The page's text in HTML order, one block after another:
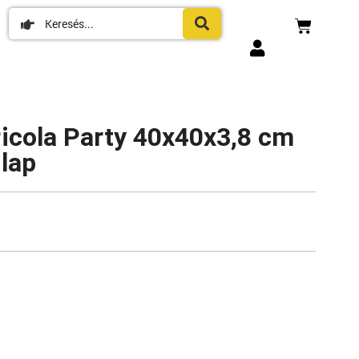
Party 40x40x3,8 cm